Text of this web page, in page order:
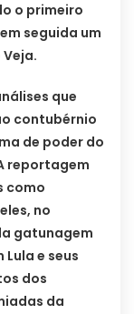
o primeiro
seguida um
que
contubérnio
de poder do
reportagem
como
no
gatunagem
e seus
dos
da